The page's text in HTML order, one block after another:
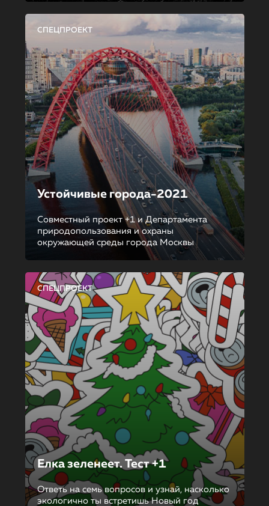
СПЕЦПРОЕКТ
Устойчивые города-2021
Совместный проект +1 и Департамента
природопользования и охраны
окружающей среды города Москвы
СПЕЦПРОЕКТ
Елка зеленеет. Тест +1
Ответь на семь вопросов и узнай, насколько
экологично ты встретишь Новый год